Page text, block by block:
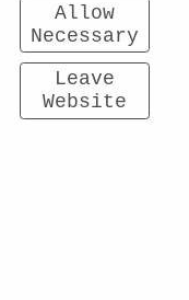
Allow
Necessary
Leave
Website